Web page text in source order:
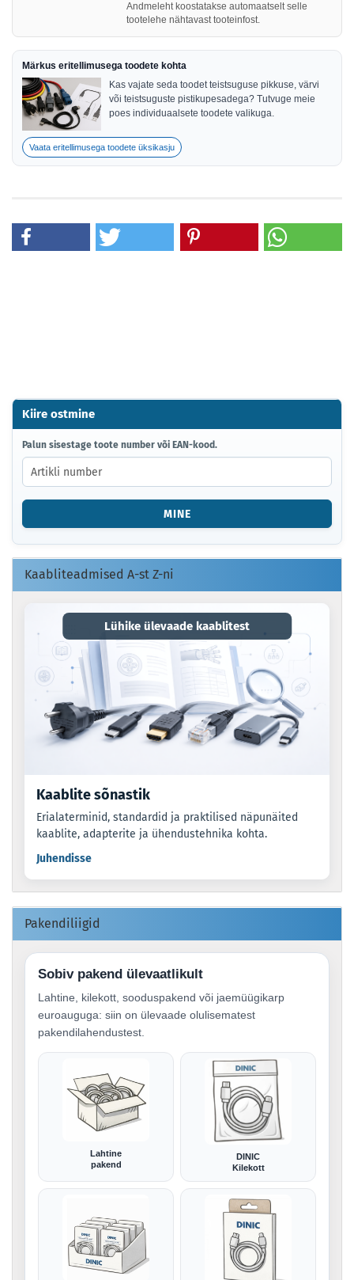
Andmeleht koostatakse automaatselt selle
tootelehe nähtavast tooteinfost.
Märkus eritellimusega toodete kohta
Kas vajate seda toodet teistsuguse pikkuse, värvi
või teistsuguste pistikupesadega? Tutvuge meie
poes individuaalsete toodete valikuga.
Vaata eritellimusega toodete üksikasju
Kiire ostmine
PALUN
SISESTAGE
TOOTE
NUMBER
VÕI
KOOD.
Palun sisestage toote number või EAN-kood.
MINE
Kaabliteadmised A-st Z-ni
Lühike ülevaade kaablitest
Kaablite sõnastik
Erialaterminid, standardid ja praktilised näpunäited
kaablite, adapterite ja ühendustehnika kohta.
Juhendisse
Pakendiliigid
Sobiv pakend ülevaatlikult
Lahtine, kilekott, sooduspakend või jaemüügikarp
euroauguga: siin on ülevaade olulisematest
pakendilahendustest.
Lahtine
pakend
DINIC
Kilekott